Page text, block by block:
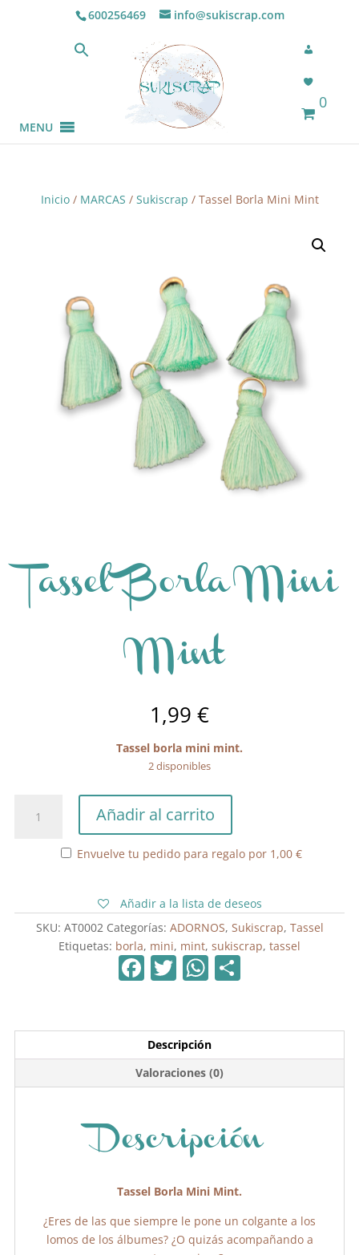
600256469 info@sukiscrap.com
0
MENU
Inicio/ MARCAS / Sukiscrap / Tassel Borla Mini Mint
Tassel Borla Mini
Mint
1,99 €
Tassel borla mini mint.
2 disponibles
Borla
Añadir al carrito
Envuelve tu pedido para regalo por 1,00 €
Añadir a la lista de deseos
SKU: AT0002 Categorías: ADORNOS, Sukiscrap, Tassel
Etiquetas: borla, mini, mint, sukiscrap, tassel
F
e
b
o
k
T
er
W
A
p
p
ar
tir
Descripción
Valoraciones (0)
Descripción
Tassel Borla Mini Mint.
¿Eres de las que siempre le pone un colgante a los
lomos de los álbumes? ¿O quizás acompañando a